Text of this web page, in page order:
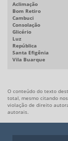
MOTOR DE CORRENTE
MOTOR DE CORRENTE
MOTOR DE CORRENTE
MOTOR DE CORRENTE
MOTORES ELÉTRICOS
SERVO DRIVE PRECISÃO
SERVO DRIVE PREÇO
Aclimação
Bom Retiro
Cambuci
Consolação
Glicério
Luz
República
Santa Efigênia
Vila Buarque
O conteúdo do texto
total, mesmo citando
violação de direito
autorais.